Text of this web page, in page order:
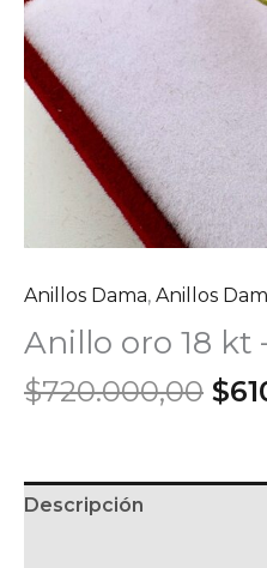
Anillos Dama, Anillos
Anillo oro 18 kt
$720.000,00 El
era:
$
Descripción